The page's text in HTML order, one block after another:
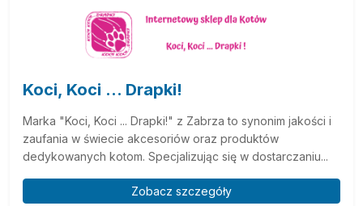
Koci, Koci ... Drapki!
Marka "Koci, Koci ... Drapki!" z Zabrza to synonim jakości i
zaufania w świecie akcesoriów oraz produktów
dedykowanych kotom. Specjalizując się w dostarczaniu...
Zobacz szczegóły